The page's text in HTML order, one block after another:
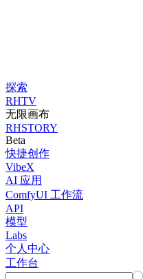
探索
RHTV
无限画布
RHSTORY
Beta
快捷创作
VibeX
AI 应用
ComfyUI 工作流
API
模型
Labs
个人中心
工作台